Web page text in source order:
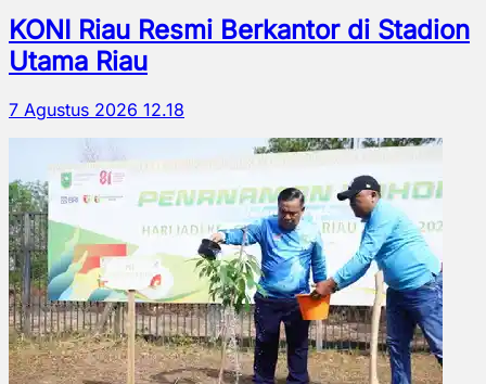
KONI Riau Resmi Berkantor di Stadion
Utama Riau
7 Agustus 2026 12.18